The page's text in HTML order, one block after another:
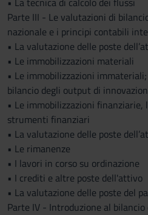
Parte III - Le valutazioni di
nazionale e i principi contabili
• La valutazione delle poste
• Le immobilizzazioni materiali
• Le immobilizzazioni
bilancio degli output di
• Le immobilizzazioni
strumenti finanziari
• La valutazione delle poste
• Le rimanenze
• I lavori in corso su ordinazione
• I crediti e altre poste dell'attivo
• La valutazione delle poste del
Parte IV - Introduzione al